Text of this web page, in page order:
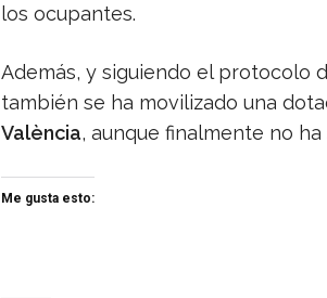
los ocupantes.
Además, y siguiendo el protocolo
también se ha movilizado una
València, aunque finalmente no
Me gusta esto: